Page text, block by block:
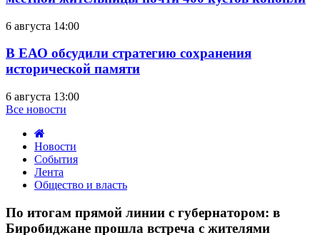
6 августа 14:00
В ЕАО обсудили стратегию сохранения
исторической памяти
6 августа 13:00
Все новости
Новости
События
Лента
Общество и власть
итогам
прямой
По итогам прямой линии с губернатором: в
Биробиджане прошла встреча с жителями